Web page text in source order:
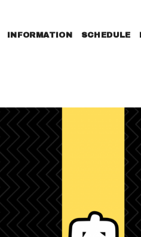
INFORMATION SCHEDULE